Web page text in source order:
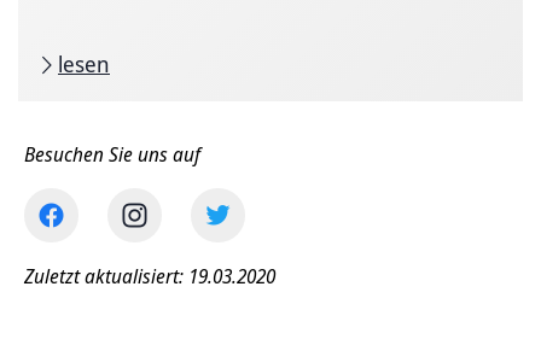
lesen
Besuchen Sie uns auf
Zuletzt aktualisiert: 19.03.2020